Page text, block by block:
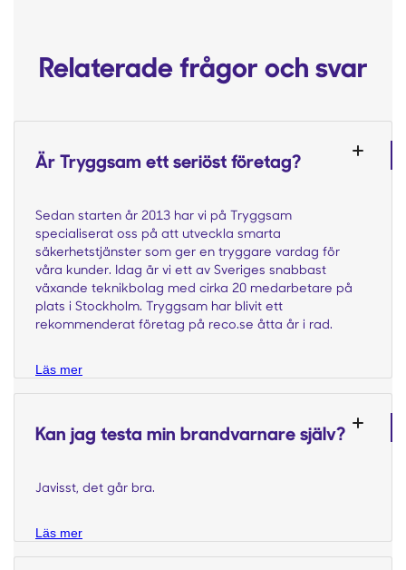
Relaterade frågor och svar
Är Tryggsam ett seriöst företag?
Sedan starten år 2013 har vi på Tryggsam
specialiserat oss på att utveckla smarta
säkerhetstjänster som ger en tryggare vardag för
våra kunder. Idag är vi ett av Sveriges snabbast
växande teknikbolag med cirka 20 medarbetare på
plats i Stockholm. Tryggsam har blivit ett
rekommenderat företag på reco.se åtta år i rad.
Läs mer
Kan jag testa min brandvarnare själv?
Javisst, det går bra.
Läs mer